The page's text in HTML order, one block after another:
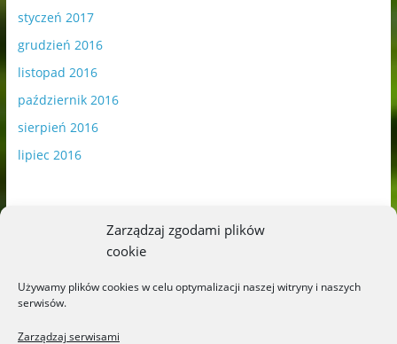
Zarządzaj zgodami plików
cookie
Używamy plików cookies w celu optymalizacji naszej witryny i naszych
serwisów.
Zarządzaj serwisami
styczeń 2017
grudzień 2016
listopad 2016
październik 2016
sierpień 2016
lipiec 2016